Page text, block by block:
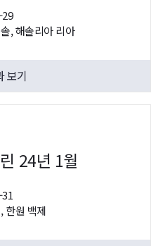
29
, 해솔리아 리아
보기
24년 1월
한원 백제